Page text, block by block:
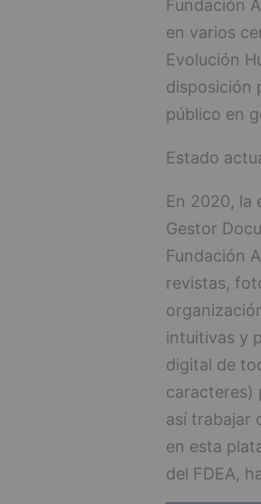
Fundación
en varios
Evolución
disposición
público en
Estado
En 2020, la
Gestor
Fundación
revistas,
intuitivas y
digital de
caracteres)
así trabajar
en esta
del FDEA,